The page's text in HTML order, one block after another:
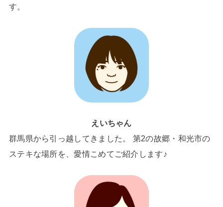
す。
えいちゃん
群馬県から引っ越してきました。 第2の故郷・和光市の
ステキな場所を、愛情こめてご紹介します♪